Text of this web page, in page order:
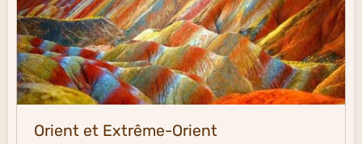
Orient et Extrême-Orient